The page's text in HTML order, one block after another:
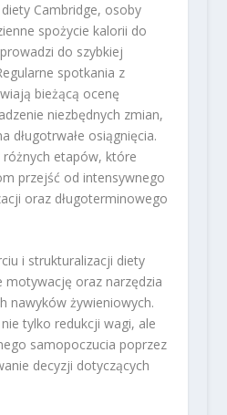
Cambridge, osoby
spożycie kalorii do
do szybkiej
spotkania z
bieżącą ocenę
niezbędnych zmian,
długotrwałe osiągnięcia.
różnych etapów, które
przejść od intensywnego
oraz długoterminowego
i strukturalizacji diety
oraz narzędzia
nawyków żywieniowych.
tylko redukcji wagi, ale
samopoczucia poprzez
decyzji dotyczących